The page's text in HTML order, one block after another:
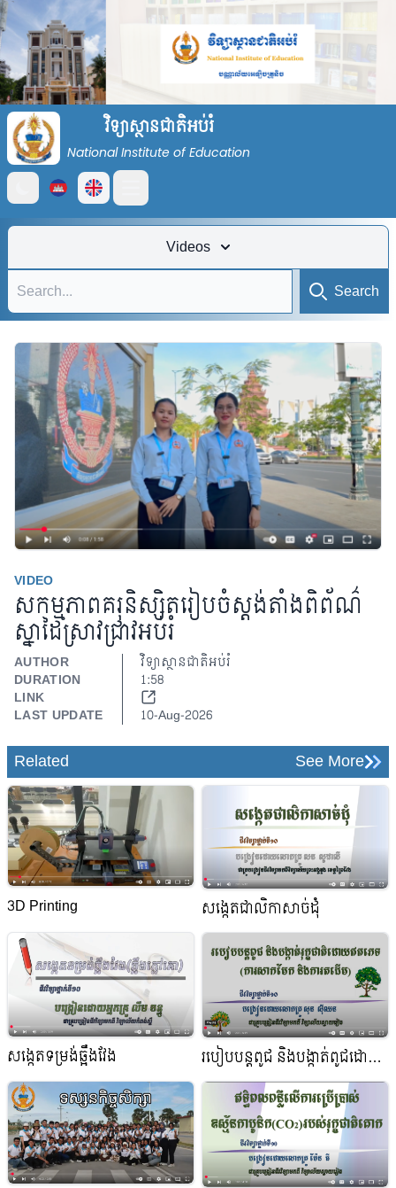
វិទ្យាស្ថានជាតិអប់រំ
National Institute of Education
Open main menu
Videos
Search
Play Video
VIDEO
សកម្មភាពគរុនិស្សិតរៀបចំស្ដង់តាំងពិព័ណ៌
ស្នាដៃស្រាវជ្រាវអប់រំ
AUTHOR
វិទ្យាស្ថានជាតិអប់រំ
DURATION
1:58
LINK
LAST UPDATE
10-Aug-2026
Related See More
3D Printing សង្កេតជាលិកាសាច់ដុំ
សង្កេតទម្រង់ឆ្អឹងវែង
របៀបបន្តពូជ និងបង្កាត់ពូជដោយ
កូនកែវ (ការដាំកូនកែវ និងការ
ថែទាំ)